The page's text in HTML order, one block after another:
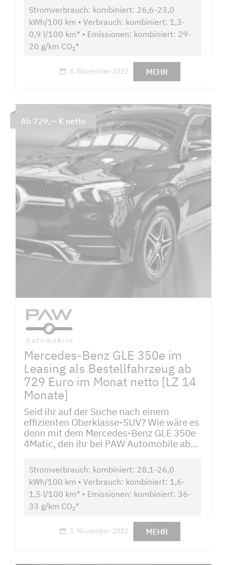
Stromverbrauch: kombiniert: 26,6-23,0
kWh/100 km • Verbrauch: kombiniert: 1,3-
0,9 l/100 km* • Emissionen: kombiniert: 29-
20 g/km CO2*
8. November 2022 MEHR
Mercedes-Benz GLE 350e im
Leasing als Bestellfahrzeug ab
729 Euro im Monat netto [LZ 14
Monate]
Seid ihr auf der Suche nach einem
effizienten Oberklasse-SUV? Wie wäre es
denn mit dem Mercedes-Benz GLE 350e
4Matic, den ihr bei PAW Automobile ab...
Stromverbrauch: kombiniert: 28,1-26,0
kWh/100 km • Verbrauch: kombiniert: 1,6-
1,5 l/100 km* • Emissionen: kombiniert: 36-
33 g/km CO2*
3. November 2022 MEHR
Ab 729,-- € netto